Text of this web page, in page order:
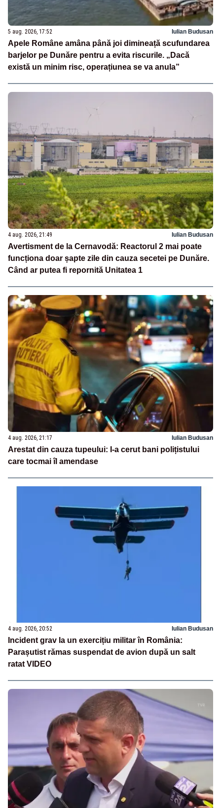
5 aug. 2026, 17:52 Iulian Budusan
Apele Române amâna până joi dimineață scufundarea
barjelor pe Dunăre pentru a evita riscurile. „Dacă
există un minim risc, operațiunea se va anula”
4 aug. 2026, 21:49 Iulian Budusan
Avertisment de la Cernavodă: Reactorul 2 mai poate
funcționa doar șapte zile din cauza secetei pe Dunăre.
Când ar putea fi repornită Unitatea 1
4 aug. 2026, 21:17 Iulian Budusan
Arestat din cauza tupeului: I-a cerut bani polițistului
care tocmai îl amendase
4 aug. 2026, 20:52 Iulian Budusan
Incident grav la un exercițiu militar în România:
Parașutist rămas suspendat de avion după un salt
ratat VIDEO